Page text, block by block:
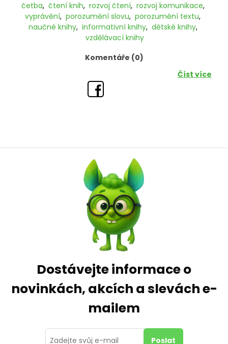
četba, čtení knih, rozvoj čtení, rozvoj komunikace,
vyprávění, porozumění slovu, porozumění textu,
naučné knihy, informativní knihy, dětské knihy,
vzdělávací knihy
Komentáře (0)
Číst více
Dostávejte informace o
novinkách, akcích a slevách e-
mailem